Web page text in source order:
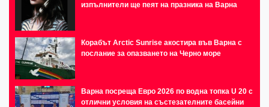
изпълнители ще пеят на празника на Варна
Корабът Arctic Sunrise акостира във Варна с
послание за опазването на Черно море
Варна посреща Евро 2026 по водна топка U 20 с
отлични условия на състезателните басейни